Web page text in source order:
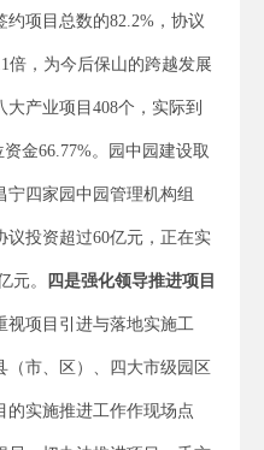
项目总数的82.2%，协议
倍，为今后保山的跨越发展
产业项目408个，实际到
金66.77%。园中园建设取
四家园中园管理机构组
议投资超过60亿元，正在实
元。 四是强化领导推进项目
视项目引进与落地实施工
市、区）、四大市级园区
的实施推进工作作现场点